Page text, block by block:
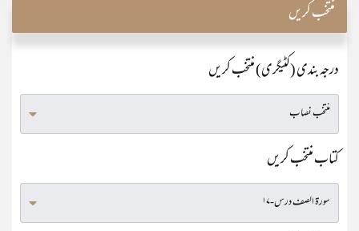
منتخب کریں
درجہ بندی (کٹیگری) منتخب کریں
کتاب منتخب کریں